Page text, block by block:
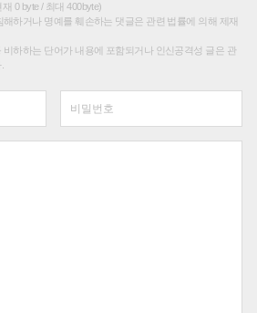
0 byte / 최대 400byte)
하거나 명예를 훼손하는 댓글은 관련 법률에 의해 제재
비하하는 단어가 내용에 포함되거나 인신공격성 글은 관